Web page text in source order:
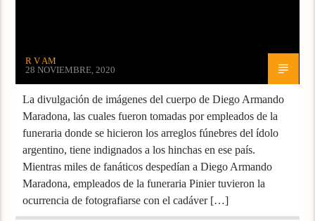
R V AM
28 NOVIEMBRE, 2020
La divulgación de imágenes del cuerpo de Diego Armando
Maradona, las cuales fueron tomadas por empleados de la
funeraria donde se hicieron los arreglos fúnebres del ídolo
argentino, tiene indignados a los hinchas en ese país.
Mientras miles de fanáticos despedían a Diego Armando
Maradona, empleados de la funeraria Pinier tuvieron la
ocurrencia de fotografiarse con el cadáver […]